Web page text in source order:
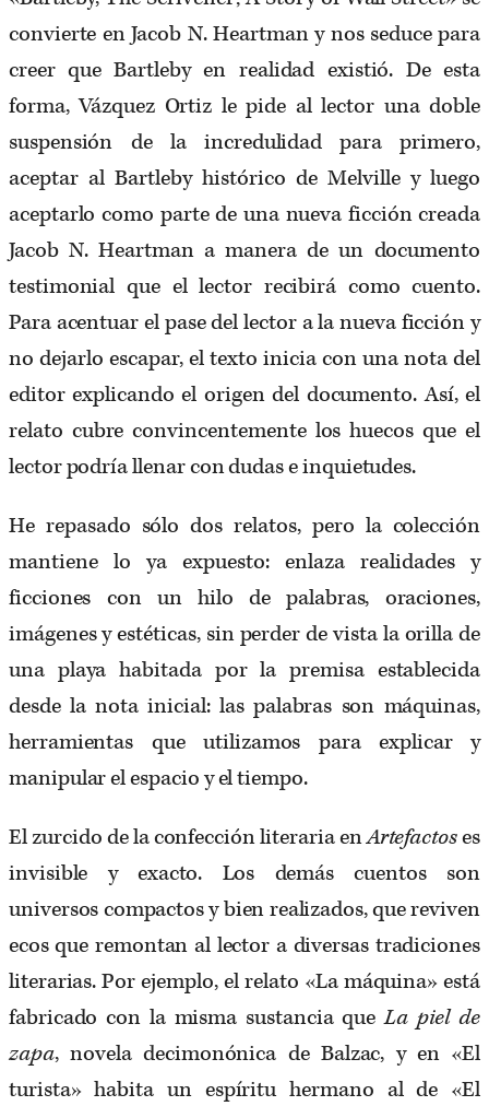
convierte en Jacob N. Heartman y nos seduce para
creer que Bartleby en realidad existió. De esta
forma, Vázquez Ortiz le pide al lector una doble
suspensión de la incredulidad para primero,
aceptar al Bartleby histórico de Melville y luego
aceptarlo como parte de una nueva ficción creada
Jacob N. Heartman a manera de un documento
testimonial que el lector recibirá como cuento.
Para acentuar el pase del lector a la nueva ficción y
no dejarlo escapar, el texto inicia con una nota del
editor explicando el origen del documento. Así, el
relato cubre convincentemente los huecos que el
lector podría llenar con dudas e inquietudes.
He repasado sólo dos relatos, pero la colección
mantiene lo ya expuesto: enlaza realidades y
ficciones con un hilo de palabras, oraciones,
imágenes y estéticas, sin perder de vista la orilla de
una playa habitada por la premisa establecida
desde la nota inicial: las palabras son máquinas,
herramientas que utilizamos para explicar y
manipular el espacio y el tiempo.
El zurcido de la confección literaria enArtefactoses
invisible y exacto. Los demás cuentos son
universos compactos y bien realizados, que reviven
ecos que remontan al lector a diversas tradiciones
literarias. Por ejemplo, el relato «La máquina» está
fabricado con la misma sustancia queLa piel de
zapa, novela decimonónica de Balzac, y en «El
turista» habita un espíritu hermano al de «El